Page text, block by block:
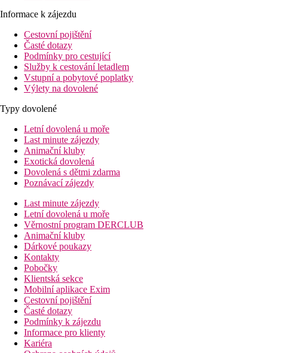
Informace k zájezdu
Cestovní pojištění
Časté dotazy
Podmínky pro cestující
Služby k cestování letadlem
Vstupní a pobytové poplatky
Výlety na dovolené
Typy dovolené
Letní dovolená u moře
Last minute zájezdy
Animační kluby
Exotická dovolená
Dovolená s dětmi zdarma
Poznávací zájezdy
Last minute zájezdy
Letní dovolená u moře
Věrnostní program DERCLUB
Animační kluby
Dárkové poukazy
Kontakty
Pobočky
Klientská sekce
Mobilní aplikace Exim
Cestovní pojištění
Časté dotazy
Podmínky k zájezdu
Informace pro klienty
Kariéra